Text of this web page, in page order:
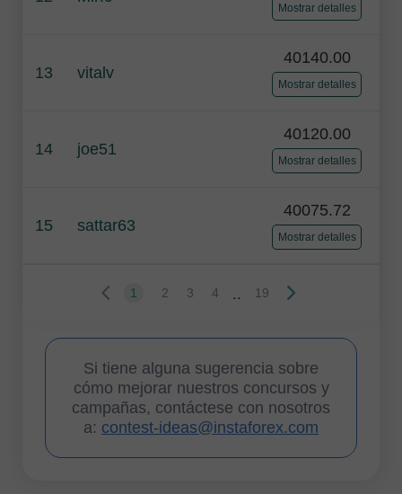
Mostrar detalles
13 vitalv
40140.00
Mostrar detalles
14 joe51
40120.00
Mostrar detalles
15 sattar63
40075.72
Mostrar detalles
1 2 3 4 .. 19
Si tiene alguna sugerencia sobre
cómo mejorar nuestros concursos y
campañas, contáctese con nosotros
a: contest-ideas@instaforex.com